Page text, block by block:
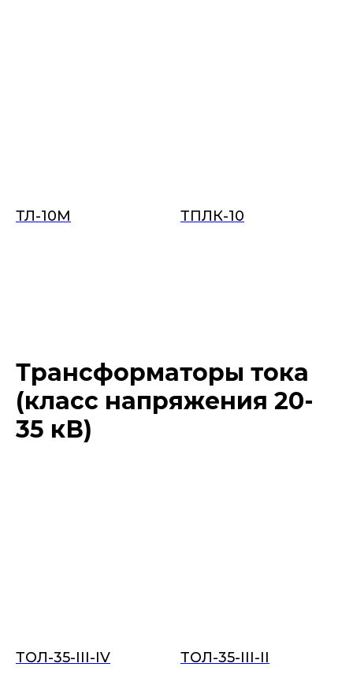
ТЛ-10М ТПЛК-10
Трансформаторы тока
(класс напряжения 20-
35 кВ)
ТОЛ-35-III-IV ТОЛ-35-III-II